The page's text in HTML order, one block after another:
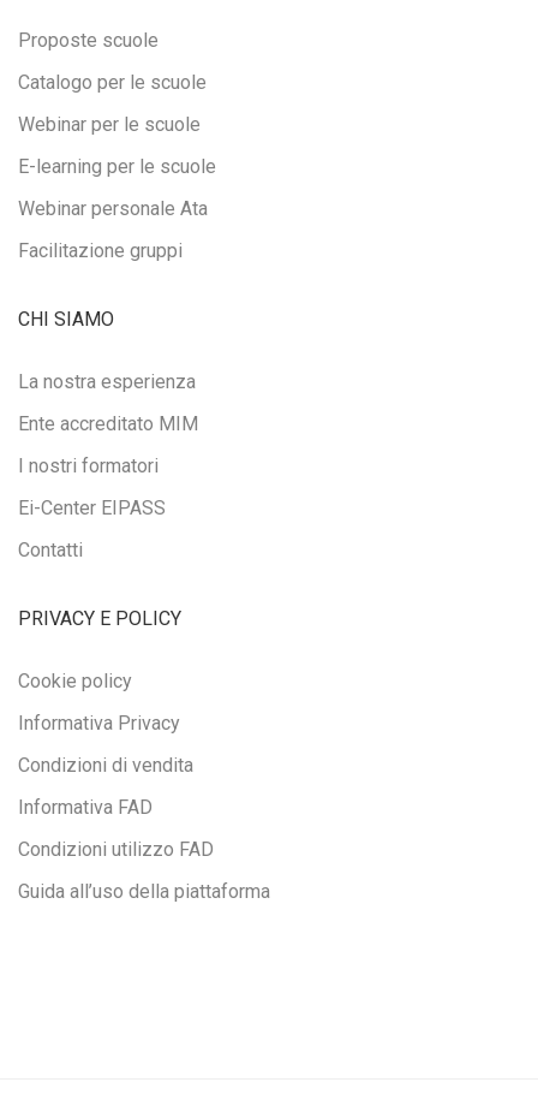
Proposte scuole
Catalogo per le scuole
Webinar per le scuole
E-learning per le scuole
Webinar personale Ata
Facilitazione gruppi
CHI SIAMO
La nostra esperienza
Ente accreditato MIM
I nostri formatori
Ei-Center EIPASS
Contatti
PRIVACY E POLICY
Cookie policy
Informativa Privacy
Condizioni di vendita
Informativa FAD
Condizioni utilizzo FAD
Guida all’uso della piattaforma